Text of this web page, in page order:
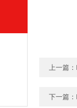
上一篇：
下一篇：